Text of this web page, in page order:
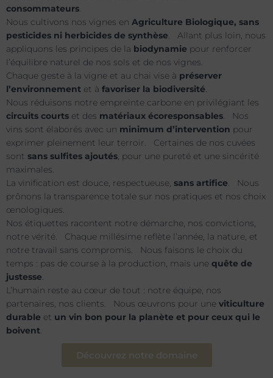
consommateurs.
Nous cultivons nos vignes en Agriculture Biologique, sans
pesticides ni herbicides de synthèse. Allant plus loin, nous
appliquons les principes de la biodynamie pour renforcer
l’équilibre naturel de nos sols et de nos vignes.
Chaque geste à la vigne et au chai vise à préserver
l’environnement et à favoriser la biodiversité.
Nous réduisons notre empreinte carbone en privilégiant les
circuits courts et des matériaux écoresponsables. Nos
vins sont élaborés avec un minimum d’intervention pour
exprimer pleinement leur terroir. Certaines de nos cuvées
sont sans sulfites ajoutés, pour une pureté et une sincérité
maximales.
La vinification est douce, respectueuse, sans artifice. Nous
prônons la transparence totale sur nos pratiques et nos choix
œnologiques.
Nos étiquettes racontent notre démarche, nos convictions,
notre vérité. Chaque millésime reflète l’année, la nature, et
notre travail sans compromis. Nous faisons le choix du
temps : pas de course à la production, mais une quête de
justesse.
L’humain reste au cœur de tout : notre équipe, nos
partenaires, nos clients. Nous œuvrons pour une viticulture
durable et un vin bon pour la planète et pour ceux qui le
boivent.
Découvrez notre domaine